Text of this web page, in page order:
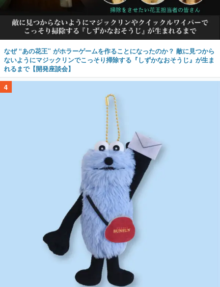
なぜ “あの花王” がホラーゲームを作ることになったのか？ 敵に見つから
ないようにマジックリンでこっそり掃除する『しずかなおそうじ』が生ま
れるまで【開発座談会】
4